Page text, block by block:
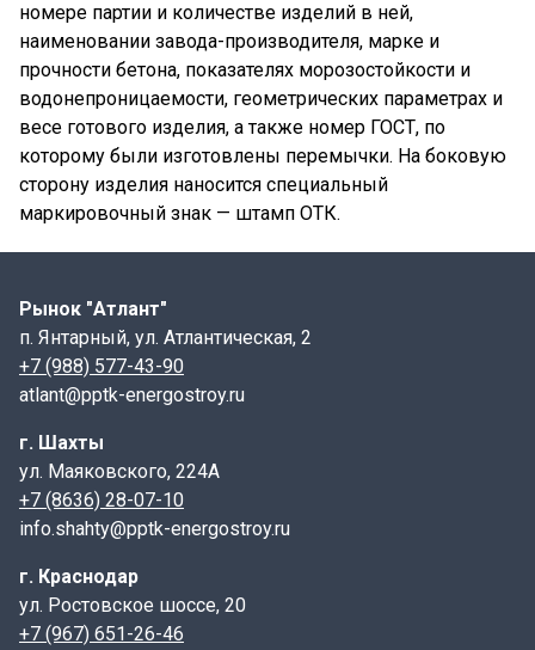
номере партии и количестве изделий в ней,
наименовании завода-производителя, марке и
прочности бетона, показателях морозостойкости и
водонепроницаемости, геометрических параметрах и
весе готового изделия, а также номер ГОСТ, по
которому были изготовлены перемычки. На боковую
сторону изделия наносится специальный
маркировочный знак — штамп ОТК.
Рынок "Атлант"
п. Янтарный, ул. Атлантическая, 2
+7 (988) 577-43-90
atlant@pptk-energostroy.ru
г. Шахты
ул. Маяковского, 224А
+7 (8636) 28-07-10
info.shahty@pptk-energostroy.ru
г. Краснодар
ул. Ростовское шоссе, 20
+7 (967) 651-26-46